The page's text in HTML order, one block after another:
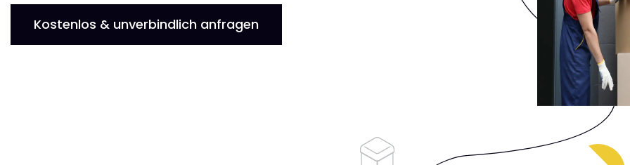
Kostenlos & unverbindlich anfragen